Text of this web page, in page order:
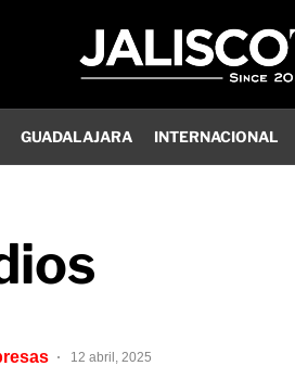
GUADALAJARA INTERNACIONAL
12 abril, 2025